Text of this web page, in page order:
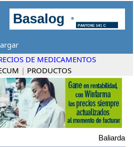
DE MEDICAMENTOS
| PRODUCTOS
Baliarda